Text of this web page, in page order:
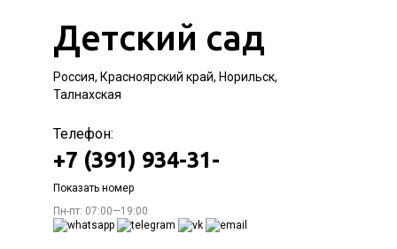
Детский сад
Россия, Красноярский край, Норильск,
Талнахская
Телефон:
+7 (391) 934-31-
Показать номер
Пн-пт: 07:00—19:00